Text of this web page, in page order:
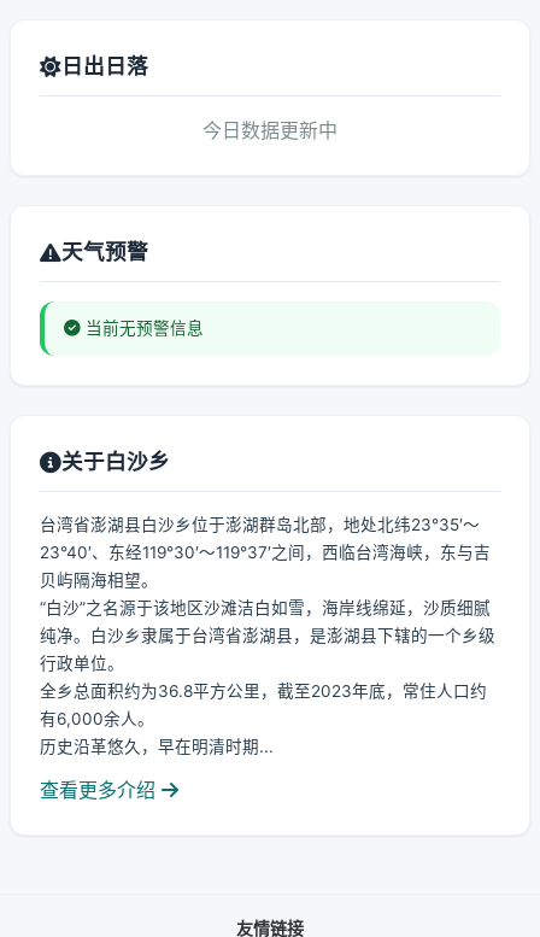
日出日落
今日数据更新中
天气预警
当前无预警信息
关于白沙乡
台湾省澎湖县白沙乡位于澎湖群岛北部，地处北纬23°35′～
23°40′、东经119°30′～119°37′之间，西临台湾海峡，东与吉
贝屿隔海相望。
“白沙”之名源于该地区沙滩洁白如雪，海岸线绵延，沙质细腻
纯净。白沙乡隶属于台湾省澎湖县，是澎湖县下辖的一个乡级
行政单位。
全乡总面积约为36.8平方公里，截至2023年底，常住人口约
有6,000余人。
历史沿革悠久，早在明清时期...
查看更多介绍
友情链接